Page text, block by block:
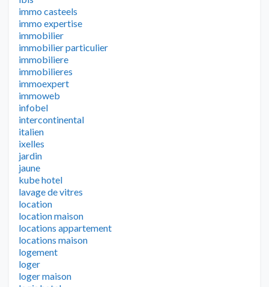
immo casteels
immo expertise
immobilier
immobilier particulier
immobiliere
immobilieres
immoexpert
immoweb
infobel
intercontinental
italien
ixelles
jardin
jaune
kube hotel
lavage de vitres
location
location maison
locations appartement
locations maison
logement
loger
loger maison